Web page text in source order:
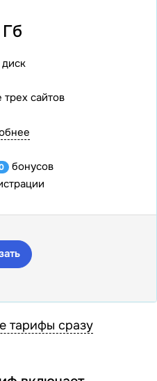
сайтов
бонусов
тарифы сразу